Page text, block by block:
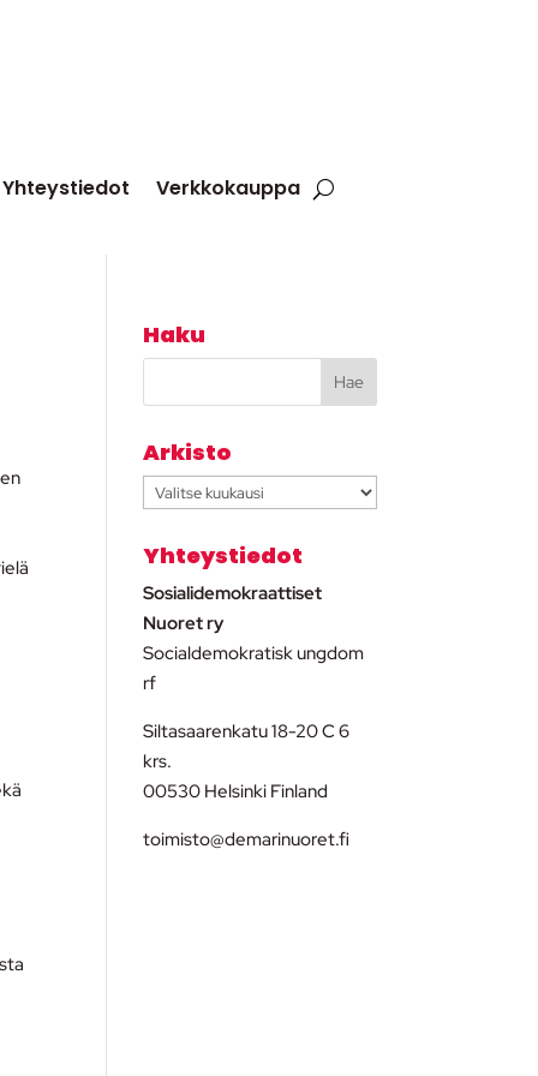
Yhteystiedot Verkkokauppa
Haku
Arkisto
Arkisto
Yhteystiedot
Sosialidemokraattiset
Nuoret ry
Socialdemokratisk ungdom
rf
Siltasaarenkatu 18-20 C 6
krs.
00530 Helsinki Finland
toimisto@demarinuoret.fi